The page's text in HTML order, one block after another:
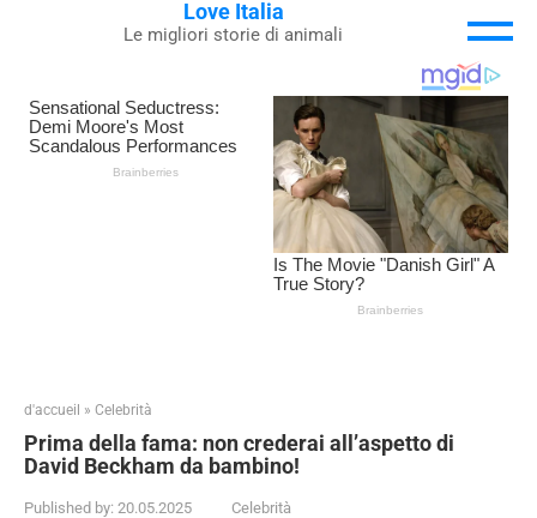
Love Italia
Le migliori storie di animali
d'accueil » Celebrità
Prima della fama: non crederai all’aspetto di
David Beckham da bambino!
Published by: 20.05.2025 Celebrità